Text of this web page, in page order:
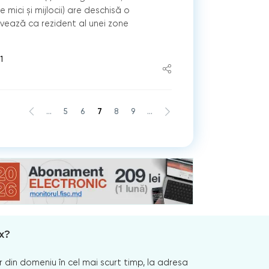
mici şi mijlocii) are deschisă o
ca rezident al unei zone
... 5 6 7 8 9 ...
domeniu în cel mai scurt timp, la adresa